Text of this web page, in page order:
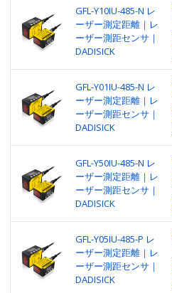
GFL-Y10IU-485-N レ
ーザー測定距離｜レ
ーザー測距センサ｜
DADISICK
GFL-Y01IU-485-N レ
ーザー測定距離｜レ
ーザー測距センサ｜
DADISICK
GFL-Y50IU-485-N レ
ーザー測定距離｜レ
ーザー測距センサ｜
DADISICK
GFL-Y05IU-485-P レ
ーザー測定距離｜レ
ーザー測距センサ｜
DADISICK